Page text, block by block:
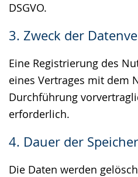
DSGVO.
3. Zweck der
Eine Registrierung des
eines Vertrages mit dem
Durchführung
erforderlich.
4. Dauer der
Die Daten werden